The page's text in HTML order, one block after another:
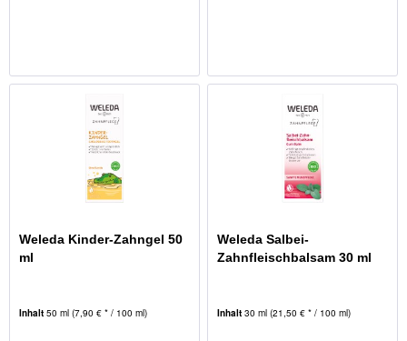
Weleda Kinder-Zahngel 50
ml
Inhalt50 ml(7,90 € * / 100 ml)
Weleda Salbei-
Zahnfleischbalsam 30 ml
Inhalt30 ml(21,50 € * / 100 ml)